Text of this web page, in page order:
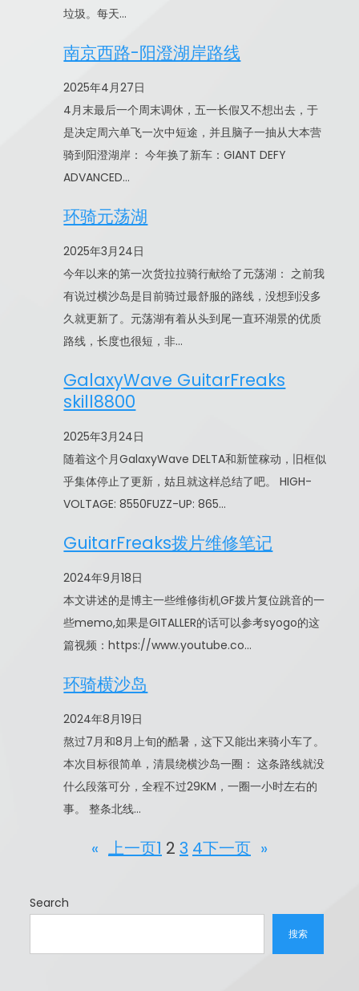
垃圾。每天…
南京西路-阳澄湖岸路线
2025年4月27日
4月末最后一个周末调休，五一长假又不想出去，于
是决定周六单飞一次中短途，并且脑子一抽从大本营
骑到阳澄湖岸： 今年换了新车：GIANT DEFY
ADVANCED…
环骑元荡湖
2025年3月24日
今年以来的第一次货拉拉骑行献给了元荡湖： 之前我
有说过横沙岛是目前骑过最舒服的路线，没想到没多
久就更新了。元荡湖有着从头到尾一直环湖景的优质
路线，长度也很短，非…
GalaxyWave GuitarFreaks
skill8800
2025年3月24日
随着这个月GalaxyWave DELTA和新筐稼动，旧框似
乎集体停止了更新，姑且就这样总结了吧。 HIGH-
VOLTAGE: 8550FUZZ-UP: 865…
GuitarFreaks拨片维修笔记
2024年9月18日
本文讲述的是博主一些维修街机GF拨片复位跳音的一
些memo,如果是GITALLER的话可以参考syogo的这
篇视频：https://www.youtube.co…
环骑横沙岛
2024年8月19日
熬过7月和8月上旬的酷暑，这下又能出来骑小车了。
本次目标很简单，清晨绕横沙岛一圈： 这条路线就没
什么段落可分，全程不过29KM，一圈一小时左右的
事。 整条北线…
« 上一页1 2 3 4下一页 »
Search
搜索